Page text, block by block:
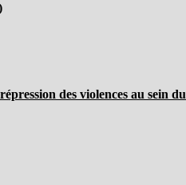
des violences au sein du